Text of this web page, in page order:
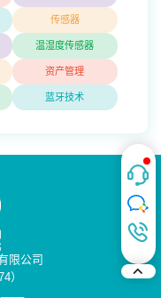
传感器
温湿度传感器
资产管理
蓝牙技术
限公司
）